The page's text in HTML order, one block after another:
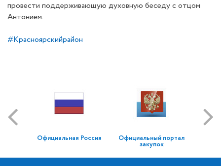
провести поддерживающую духовную беседу с отцом
Антонием.
#Красноярскийрайон
Официальная Россия Официальный портал
закупок